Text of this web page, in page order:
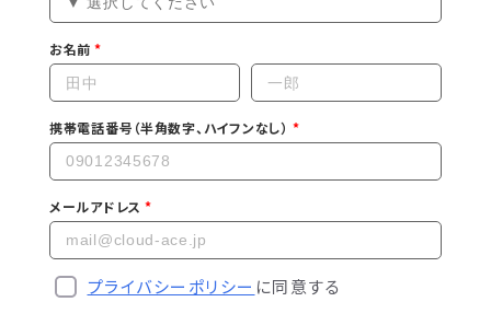
お名前
携帯電話番号（半角数字、ハイフンなし）
メールアドレス
プライバシーポリシー に同意する